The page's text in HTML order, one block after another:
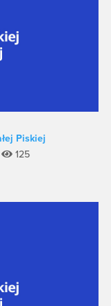
Piskiej
125